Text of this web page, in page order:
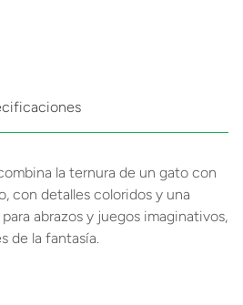
la ternura de un gato con
con detalles coloridos y una
abrazos y juegos imaginativos,
de la fantasía.